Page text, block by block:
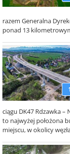
razem Generalna
ponad 13
ciągu DK47 Rdzawka
to najwyżej położona
miejscu, w okolicy